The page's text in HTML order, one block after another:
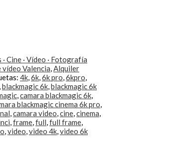
Cine · Vídeo · Fotografía
vídeo Valencia,Alquiler
4k,6k,6k pro,6kpro,
,blackmagic 6k,blackmagic 6k
,camara blackmagic 6k,
blackmagic cinema 6k pro,
,camara video,cine,cinema,
,frame,full,full frame,
,video,video 4k,video 6k